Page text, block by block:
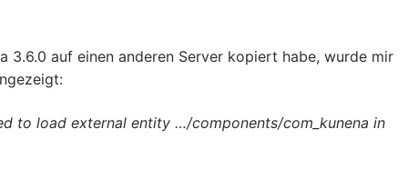
3.6.0 auf einen anderen Server kopiert habe, wurde mir
to load external entity …/components/com_kunena in